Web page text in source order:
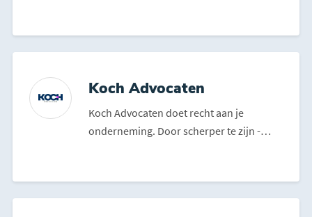
Koch Advocaten
Koch Advocaten doet recht aan je
onderneming. Door scherper te zijn -